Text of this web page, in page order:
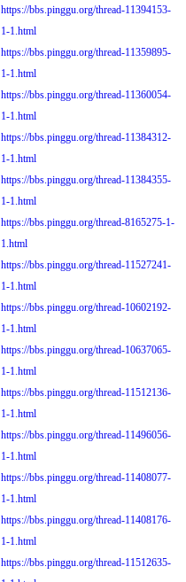
https://bbs.pinggu.org/thread-11394153-
1-1.html
https://bbs.pinggu.org/thread-11359895-
1-1.html
https://bbs.pinggu.org/thread-11360054-
1-1.html
https://bbs.pinggu.org/thread-11384312-
1-1.html
https://bbs.pinggu.org/thread-11384355-
1-1.html
https://bbs.pinggu.org/thread-8165275-1-
1.html
https://bbs.pinggu.org/thread-11527241-
1-1.html
https://bbs.pinggu.org/thread-10602192-
1-1.html
https://bbs.pinggu.org/thread-10637065-
1-1.html
https://bbs.pinggu.org/thread-11512136-
1-1.html
https://bbs.pinggu.org/thread-11496056-
1-1.html
https://bbs.pinggu.org/thread-11408077-
1-1.html
https://bbs.pinggu.org/thread-11408176-
1-1.html
https://bbs.pinggu.org/thread-11512635-